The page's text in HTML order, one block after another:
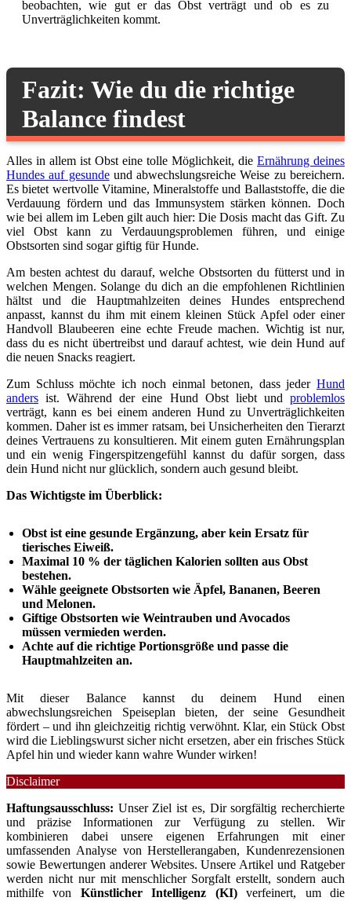
beobachten, wie gut er das Obst verträgt und ob es zu
Unverträglichkeiten kommt.
Fazit: Wie du die richtige
Balance findest
Alles in allem ist Obst eine tolle Möglichkeit, die Ernährung deines
Hundes auf gesundeund abwechslungsreiche Weise zu bereichern.
Es bietet wertvolle Vitamine, Mineralstoffe und Ballaststoffe, die die
Verdauung fördern und das Immunsystem stärken können. Doch
wie bei allem im Leben gilt auch hier: Die Dosis macht das Gift. Zu
viel Obst kann zu Verdauungsproblemen führen, und einige
Obstsorten sind sogar giftig für Hunde.
Am besten achtest du darauf, welche Obstsorten du fütterst und in
welchen Mengen. Solange du dich an die empfohlenen Richtlinien
hältst und die Hauptmahlzeiten deines Hundes entsprechend
anpasst, kannst du ihm mit einem kleinen Stück Apfel oder einer
Handvoll Blaubeeren eine echte Freude machen. Wichtig ist nur,
dass du es nicht übertreibst und darauf achtest, wie dein Hund auf
die neuen Snacks reagiert.
Zum Schluss möchte ich noch einmal betonen, dass jeder Hund
anders ist. Während der eine Hund Obst liebt und problemlos
verträgt, kann es bei einem anderen Hund zu Unverträglichkeiten
kommen. Daher ist es immer ratsam, bei Unsicherheiten den Tierarzt
deines Vertrauens zu konsultieren. Mit einem guten Ernährungsplan
und ein wenig Fingerspitzengefühl kannst du dafür sorgen, dass
dein Hund nicht nur glücklich, sondern auch gesund bleibt.
Das Wichtigste im Überblick:
Obst ist eine gesunde Ergänzung, aber kein Ersatz für
tierisches Eiweiß.
Maximal 10 % der täglichen Kalorien sollten aus Obst
bestehen.
Wähle geeignete Obstsorten wie Äpfel, Bananen, Beeren
und Melonen.
Giftige Obstsorten wie Weintrauben und Avocados
müssen vermieden werden.
Achte auf die richtige Portionsgröße und passe die
Hauptmahlzeiten an.
Mit dieser Balance kannst du deinem Hund einen
abwechslungsreichen Speiseplan bieten, der seine Gesundheit
fördert – und ihn gleichzeitig richtig verwöhnt. Klar, ein Stück Obst
wird die Lieblingswurst sicher nicht ersetzen, aber ein frisches Stück
Apfel hin und wieder kann wahre Wunder wirken!
Disclaimer
Haftungsausschluss: Unser Ziel ist es, Dir sorgfältig recherchierte
und präzise Informationen zur Verfügung zu stellen. Wir
kombinieren dabei unsere eigenen Erfahrungen mit einer
umfassenden Analyse von Herstellerangaben, Kundenrezensionen
sowie Bewertungen anderer Websites. Unsere Artikel und Ratgeber
werden nicht nur mit menschlicher Sorgfalt erstellt, sondern auch
mithilfe von Künstlicher Intelligenz (KI)verfeinert, um die